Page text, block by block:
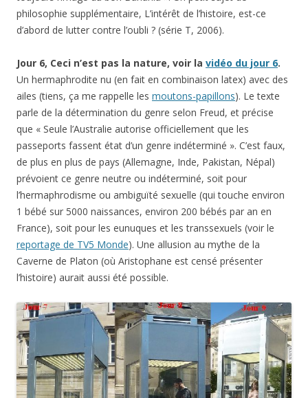
philosophie supplémentaire, L’intérêt de l’histoire, est-ce
d’abord de lutter contre l’oubli ? (série T, 2006).
Jour 6, Ceci n’est pas la nature, voir la vidéo du jour 6.
Un hermaphrodite nu (en fait en combinaison latex) avec des
ailes (tiens, ça me rappelle les moutons-papillons). Le texte
parle de la détermination du genre selon Freud, et précise
que « Seule l’Australie autorise officiellement que les
passeports fassent état d’un genre indéterminé ». C’est faux,
de plus en plus de pays (Allemagne, Inde, Pakistan, Népal)
prévoient ce genre neutre ou indéterminé, soit pour
l’hermaphrodisme ou ambiguïté sexuelle (qui touche environ
1 bébé sur 5000 naissances, environ 200 bébés par an en
France), soit pour les eunuques et les transsexuels (voir le
reportage de TV5 Monde). Une allusion au mythe de la
Caverne de Platon (où Aristophane est censé présenter
l’histoire) aurait aussi été possible.